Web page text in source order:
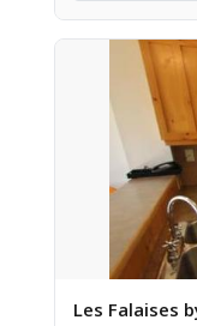
Les Falaises